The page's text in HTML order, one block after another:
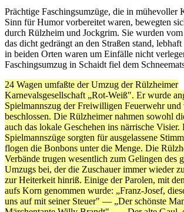
Prächtige Faschingsumzüge, die in mühevoller
Sinn für Humor vorbereitet waren, bewegten
durch Rülzheim und Jockgrim. Sie wurden
das dicht gedrängt an den Straßen stand,
in beiden Orten waren um Einfälle nicht
Faschingsumzug in Schaidt fiel dem
24 Wagen umfaßte der Umzug der Rülzheimer
Karnevalsgesellschaft „Rot-Weiß". Er wurde
Spielmannszug der Freiwilligen Feuerwehr
beschlossen. Die Rülzheimer nahmen sowohl
auch das lokale Geschehen ins närrische Visier.
Spielmannszüge sorgten für ausgelassene
flogen die Bonbons unter die Menge. Die
Verbände trugen wesentlich zum Gelingen des
Umzugs bei, der die Zuschauer immer wieder
zur Heiterkeit hinriß. Einige der Parolen, mit
aufs Korn genommen wurde: „Franz-Josef,
uns auf mit seiner Steuer" — „Der schönste